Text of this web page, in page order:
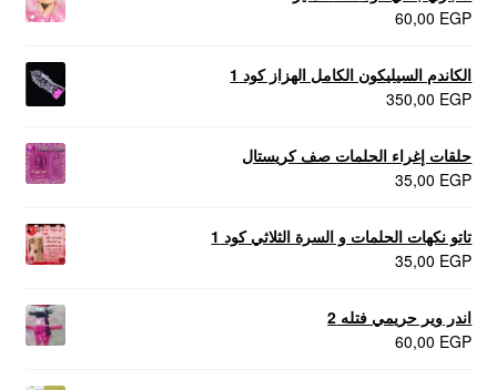
60,00 EGP
الكاندم السيليكون الكامل الهزاز كود 1
350,00 EGP
حلقات إغراء الحلمات صف كريستال
35,00 EGP
تاتو نكهات الحلمات و السرة الثلاثي كود 1
35,00 EGP
اندر وير حريمي فتله 2
60,00 EGP